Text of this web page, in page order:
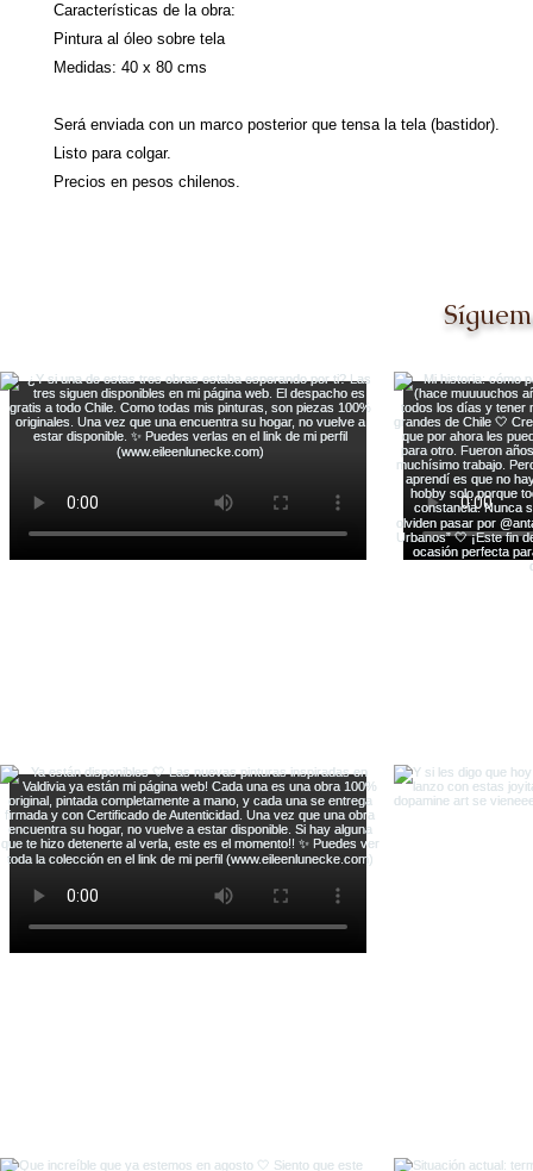
Características de la obra:
Pintura al óleo sobre tela
Medidas: 40 x 80 cms
Será enviada con un marco posterior que tensa la tela (bastidor).
Listo para colgar.
Precios en pesos chilenos.